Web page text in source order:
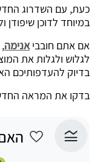
כעת, עם השדרוג
במיוחד לדוכן שיפודן
אם אתם חובבי אנימה
לגלוש ולגלות את
בדיוק להעדפותיכם
בדקו את המראה